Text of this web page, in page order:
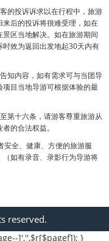
的投诉诉求以在行程中，旅游
后的投诉将很难受理，如在
区当地解决。如在旅游期间
效为返回出发地起30天内有
知内容，如有需求可与当团导
目当地导游可根据体验的最
第十六条，请游客尊重旅游从
的合法权益。
安全、健康、方便的旅游服
如有录音、录影行为导游将
reserved.
]','',$r[$pagef]); }